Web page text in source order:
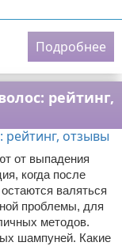
Подробнее
рейтинг,
от выпадения
когда после
валяться
проблемы, для
методов.
шампуней. Какие